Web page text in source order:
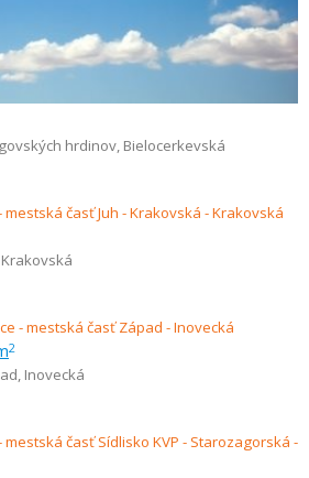
hrdinov, Bielocerkevská
Krakovská
2
, Inovecká